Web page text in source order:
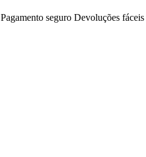
Pagamento seguro Devoluções fáceis